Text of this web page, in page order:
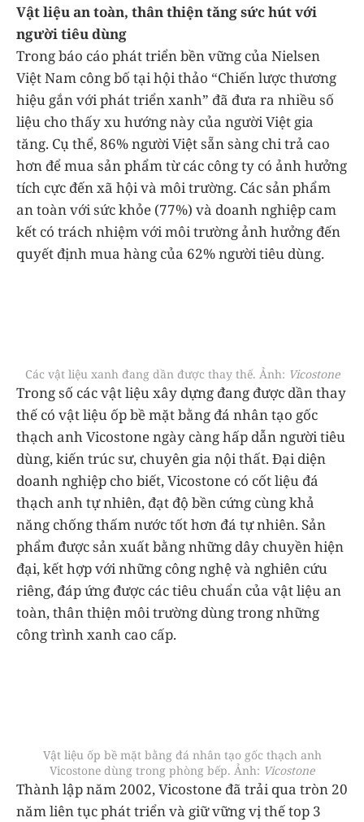
Vật liệu an toàn, thân thiện tăng sức hút với
người tiêu dùng
Trong báo cáo phát triển bền vững của Nielsen
Việt Nam công bố tại hội thảo “Chiến lược thương
hiệu gắn với phát triển xanh” đã đưa ra nhiều số
liệu cho thấy xu hướng này của người Việt gia
tăng. Cụ thể, 86% người Việt sẵn sàng chi trả cao
hơn để mua sản phẩm từ các công ty có ảnh hưởng
tích cực đến xã hội và môi trường. Các sản phẩm
an toàn với sức khỏe (77%) và doanh nghiệp cam
kết có trách nhiệm với môi trường ảnh hưởng đến
quyết định mua hàng của 62% người tiêu dùng.
Các vật liệu xanh đang dần được thay thế. Ảnh: Vicostone
Trong số các vật liệu xây dựng đang được dần thay
thế có vật liệu ốp bề mặt bằng đá nhân tạo gốc
thạch anh Vicostone ngày càng hấp dẫn người tiêu
dùng, kiến trúc sư, chuyên gia nội thất. Đại diện
doanh nghiệp cho biết, Vicostone có cốt liệu đá
thạch anh tự nhiên, đạt độ bền cứng cùng khả
năng chống thấm nước tốt hơn đá tự nhiên. Sản
phẩm được sản xuất bằng những dây chuyền hiện
đại, kết hợp với những công nghệ và nghiên cứu
riêng, đáp ứng được các tiêu chuẩn của vật liệu an
toàn, thân thiện môi trường dùng trong những
công trình xanh cao cấp.
Vật liệu ốp bề mặt bằng đá nhân tạo gốc thạch anh
Vicostone dùng trong phòng bếp. Ảnh: Vicostone
Thành lập năm 2002, Vicostone đã trải qua tròn 20
năm liên tục phát triển và giữ vững vị thế top 3